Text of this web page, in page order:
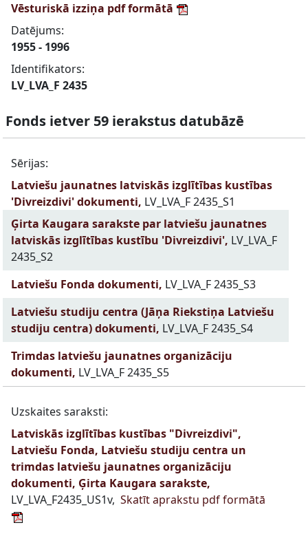
Vēsturiskā izziņa pdf formātā
Datējums:
1955 - 1996
Identifikators:
LV_LVA_F 2435
Fonds ietver 59 ierakstus datubāzē
Sērijas:
Latviešu jaunatnes latviskās izglītības kustības
'Divreizdivi' dokumenti, LV_LVA_F 2435_S1
Ģirta Kaugara sarakste par latviešu jaunatnes
latviskās izglītības kustību 'Divreizdivi', LV_LVA_F
2435_S2
Latviešu Fonda dokumenti, LV_LVA_F 2435_S3
Latviešu studiju centra (Jāņa Riekstiņa Latviešu
studiju centra) dokumenti, LV_LVA_F 2435_S4
Trimdas latviešu jaunatnes organizāciju
dokumenti, LV_LVA_F 2435_S5
Uzskaites saraksti:
Latviskās izglītības kustības "Divreizdivi",
Latviešu Fonda, Latviešu studiju centra un
trimdas latviešu jaunatnes organizāciju
dokumenti, Ģirta Kaugara sarakste,
LV_LVA_F2435_US1v, Skatīt aprakstu pdf formātā